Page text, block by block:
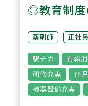
【経験が
を築ける
調剤経験
場での経
ーターや
◎教育制
薬剤師 正社員
駅チカ 有給
研修充実
育
機器設備充実